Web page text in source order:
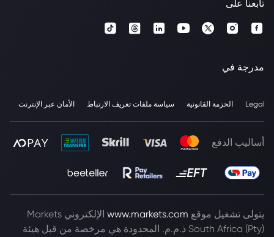
تابعنا على
مدرجة في
Legal الحزمة القانونية سياسة ملفات تعريف الارتباط الأمان عبر الإنترنت
أساليب الدفع
يتولى تشغيل موقع www.markets.com
الإلكتروني Markets
South Africa (Pty) ذ.م.م. المحدودة هي مرخصة من قبل هيئة